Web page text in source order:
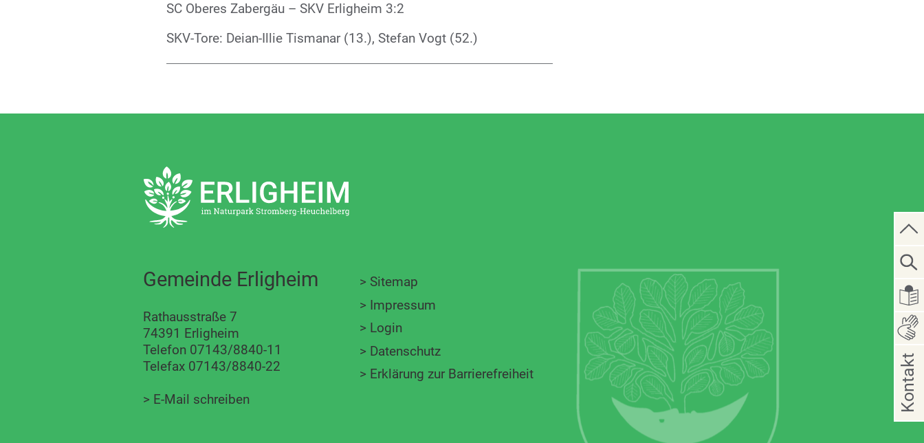
SC Oberes Zabergäu – SKV Erligheim 3:2
SKV-Tore: Deian-Illie Tismanar (13.), Stefan Vogt (52.)
Gemeinde Erligheim
Rathausstraße 7
74391 Erligheim
Telefon 07143/8840-11
Telefax 07143/8840-22
> E-Mail schreiben
> Sitemap
> Impressum
> Login
> Datenschutz
> Erklärung zur Barrierefreiheit Kontakt